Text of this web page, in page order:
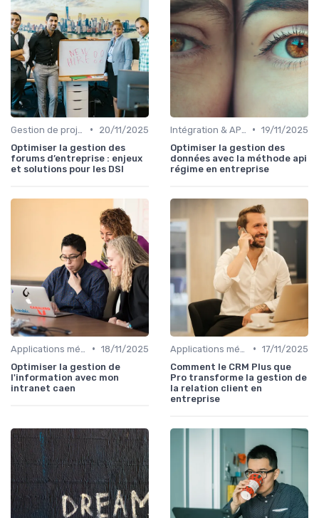
•
20/11/2025
Optimiser la gestion des
forums d’entreprise : enjeux
et solutions pour les DSI
• 19/11/2025
Optimiser la gestion des
données avec la méthode api
régime en entreprise
• 18/11/2025
Optimiser la gestion de
l'information avec mon
intranet caen
• 17/11/2025
Comment le CRM Plus que
Pro transforme la gestion de
la relation client en
entreprise